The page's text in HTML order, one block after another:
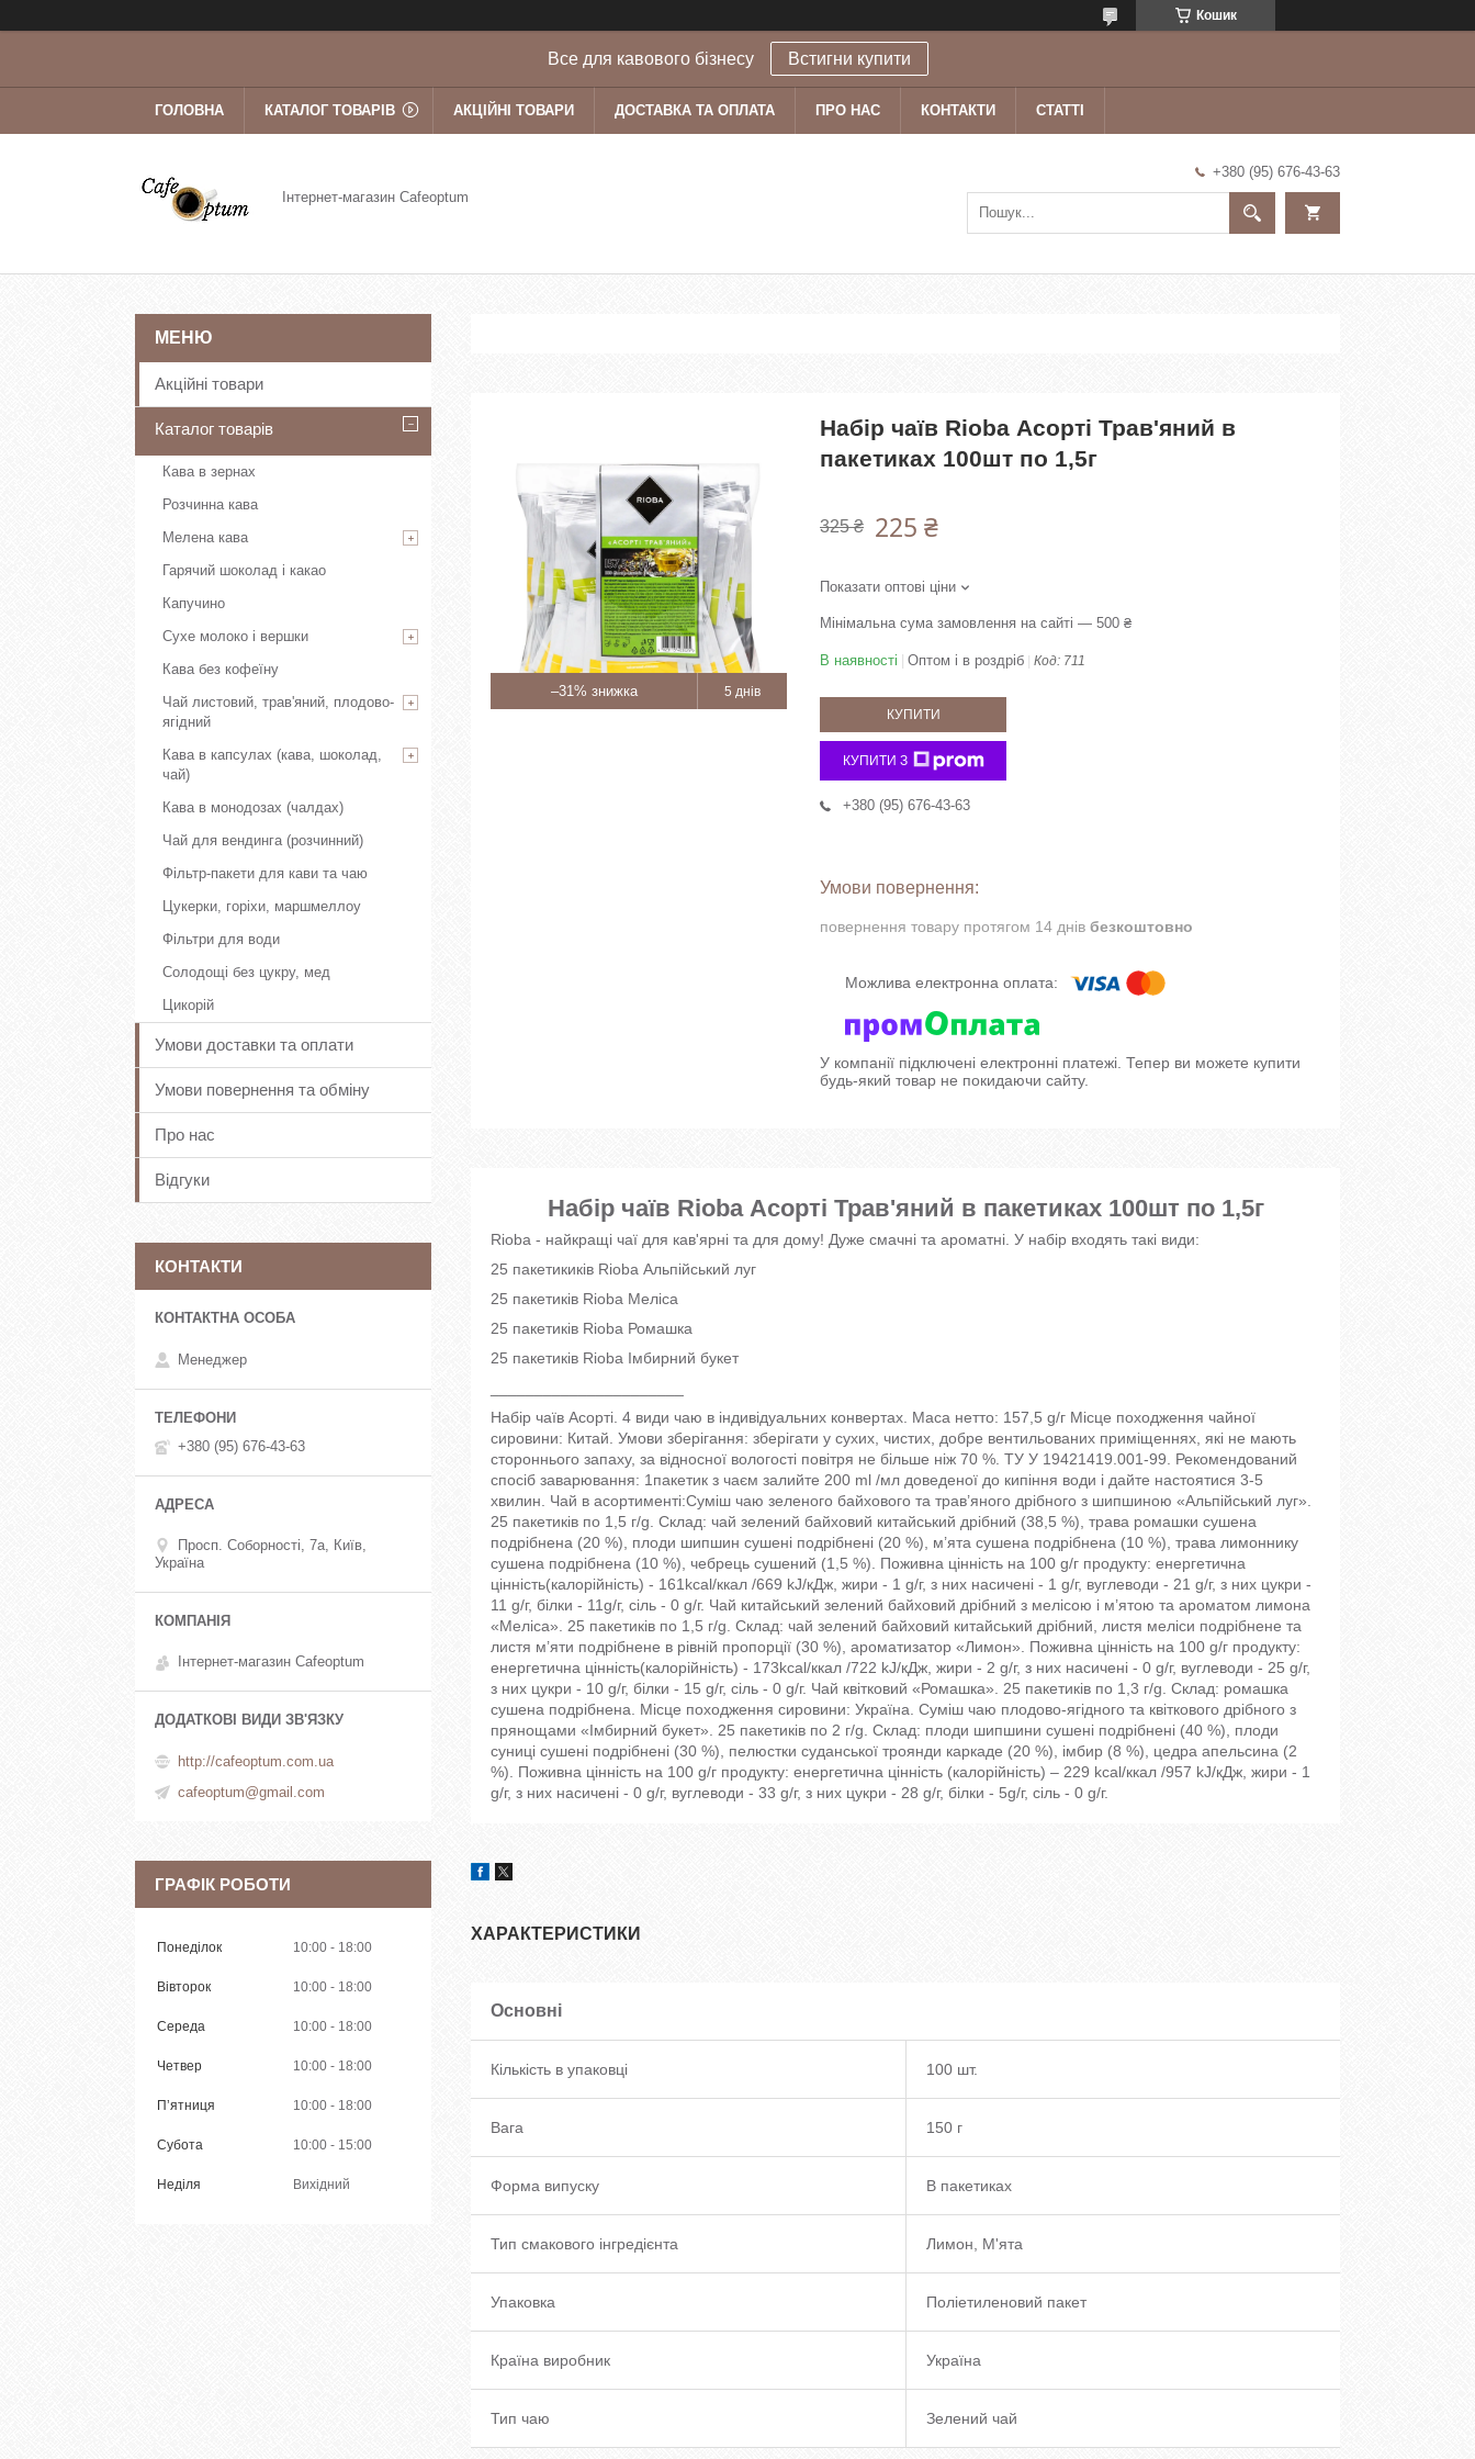
Кошик
Все для кавового бізнесу Встигни купити
ГОЛОВНА КАТАЛОГ ТОВАРІВ АКЦІЙНІ ТОВАРИ ДОСТАВКА ТА ОПЛАТА ПРО НАС КОНТАКТИ СТАТТІ
Інтернет-магазин Cafeoptum
+380 (95) 676-43-63
–31% 5 днів
Набір чаїв Rioba Асорті Трав'яний в
пакетиках 100шт по 1,5г
325 ₴ 225 ₴
Показати оптові ціни
Мінімальна сума замовлення на сайті — 500 ₴
В наявності Оптом і в роздріб Код: 711
КУПИТИ
КУПИТИ З
+380 (95) 676-43-63
повернення товару протягом 14 днів безкоштовно
У компанії підключені електронні платежі. Тепер ви можете купити
будь-який товар не покидаючи сайту.
Набір чаїв Rioba Асорті Трав'яний в пакетиках 100шт по 1,5г
Rioba - найкращі чаї для кав'ярні та для дому! Дуже смачні та ароматні. У набір входять такі види:
25 пакетикиків Rioba Альпійський луг
25 пакетиків Rioba Меліса
25 пакетиків Rioba Ромашка
25 пакетиків Rioba Імбирний букет
Набір чаїв Асорті. 4 види чаю в індивідуальних конвертах. Маса нетто: 157,5 g/г Місце походження чайної
сировини: Китай. Умови зберігання: зберігати у сухих, чистих, добре вентильованих приміщеннях, які не мають
стороннього запаху, за відносної вологості повітря не більше ніж 70 %. ТУ У 19421419.001-99. Рекомендований
спосіб заварювання: 1пакетик з чаєм залийте 200 ml /мл доведеної до кипіння води і дайте настоятися 3-5
хвилин. Чай в асортименті:Суміш чаю зеленого байхового та трав’яного дрібного з шипшиною «Альпійський луг».
25 пакетиків по 1,5 г/g. Склад: чай зелений байховий китайський дрібний (38,5 %), трава ромашки сушена
подрібнена (20 %), плоди шипшин сушені подрібнені (20 %), м’ята сушена подрібнена (10 %), трава лимоннику
сушена подрібнена (10 %), чебрець сушений (1,5 %). Поживна цінність на 100 g/г продукту: енергетична
цінність(калорійність) - 161kcal/ккал /669 kJ/кДж, жири - 1 g/г, з них насичені - 1 g/г, вуглеводи - 21 g/г, з них цукри -
11 g/г, білки - 11g/г, сіль - 0 g/г. Чай китайський зелений байховий дрібний з мелісою і м’ятою та ароматом лимона
«Меліса». 25 пакетиків по 1,5 г/g. Склад: чай зелений байховий китайський дрібний, листя меліси подрібнене та
листя м’яти подрібнене в рівній пропорції (30 %), ароматизатор «Лимон». Поживна цінність на 100 g/г продукту:
енергетична цінність(калорійність) - 173kcal/ккал /722 kJ/кДж, жири - 2 g/г, з них насичені - 0 g/г, вуглеводи - 25 g/г,
з них цукри - 10 g/г, білки - 15 g/г, сіль - 0 g/г. Чай квітковий «Ромашка». 25 пакетиків по 1,3 г/g. Склад: ромашка
сушена подрібнена. Місце походження сировини: Україна. Суміш чаю плодово-ягідного та квіткового дрібного з
прянощами «Імбирний букет». 25 пакетиків по 2 г/g. Склад: плоди шипшини сушені подрібнені (40 %), плоди
суниці сушені подрібнені (30 %), пелюстки суданської троянди каркаде (20 %), імбир (8 %), цедра апельсина (2
%). Поживна цінність на 100 g/г продукту: енергетична цінність (калорійність) – 229 kcal/ккал /957 kJ/кДж, жири - 1
g/г, з них насичені - 0 g/г, вуглеводи - 33 g/г, з них цукри - 28 g/г, білки - 5g/г, сіль - 0 g/г.
ХАРАКТЕРИСТИКИ
Основні
Кількість в упаковці 100 шт.
Вага 150 г
Форма випуску В пакетиках
Тип смакового інгредієнта Лимон, М'ята
Упаковка Поліетиленовий пакет
Країна виробник Україна
Тип чаю Зелений чай
Акційні товари
Каталог товарів
Кава в зернах
Розчинна кава
Мелена кава
Гарячий шоколад і какао
Капучино
Сухе молоко і вершки
Кава без кофеїну
Чай листовий, трав'яний, плодово-
ягідний
Кава в капсулах (кава, шоколад,
чай)
Кава в монодозах (чалдах)
Чай для вендинга (розчинний)
Фільтр-пакети для кави та чаю
Цукерки, горіхи, маршмеллоу
Фільтри для води
Солодощі без цукру, мед
Цикорій
Умови доставки та оплати
Умови повернення та обміну
Про нас
Відгуки
КОНТАКТИ
Менеджер
+380 (95) 676-43-63
Просп. Соборності, 7а, Київ,
Україна
Інтернет-магазин Cafeoptum
http://cafeoptum.com.ua
cafeoptum@gmail.com
ГРАФІК РОБОТИ
Понеділок 10:00 18:00
Вівторок 10:00 18:00
Середа 10:00 18:00
Четвер 10:00 18:00
Пʼятниця 10:00 18:00
Субота 10:00 15:00
Неділя Вихідний